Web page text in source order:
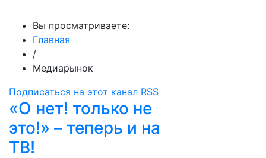
Вы просматриваете:
Главная
/
Медиарынок
Подписаться на этот канал RSS
«О нет! только не
это!» – теперь и на
ТВ!